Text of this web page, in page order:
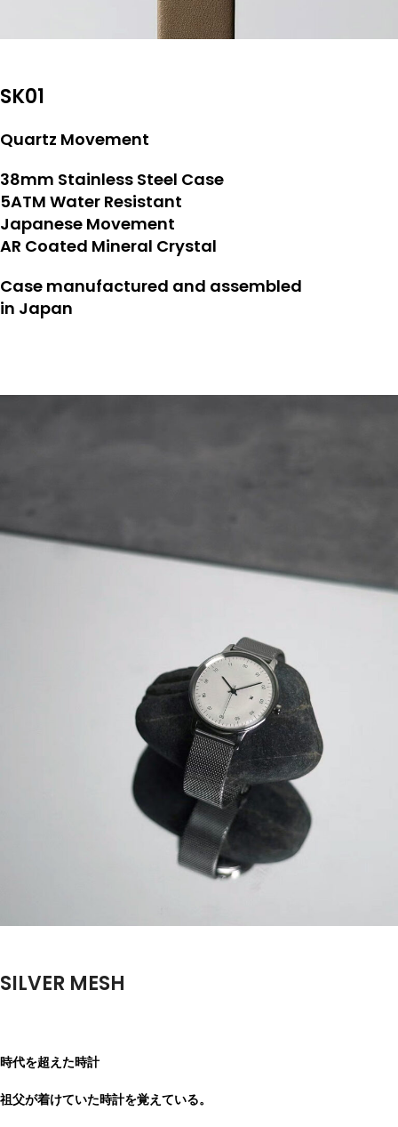
SK01
Quartz Movement
38mm Stainless Steel Case
5ATM Water Resistant
Japanese Movement
AR Coated Mineral Crystal
Case manufactured and assembled
in Japan
SILVER MESH
時代を超えた時計
祖父が着けていた時計を覚えている。